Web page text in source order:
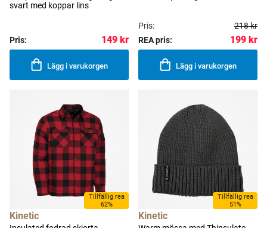
svart med koppar lins
Pris: 149 kr
Lägg i varukorgen
Pris:
218 kr
REA pris:
199 kr
Lägg i varukorgen
Tillfällig rea
62%
Kinetic
Tillfällig rea
51%
Kinetic